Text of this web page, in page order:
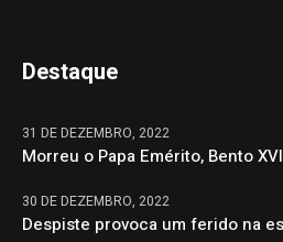
Destaque
31 DE DEZEMBRO, 2022
Morreu o Papa Emérito, Bento XVI
30 DE DEZEMBRO, 2022
Despiste provoca um ferido na